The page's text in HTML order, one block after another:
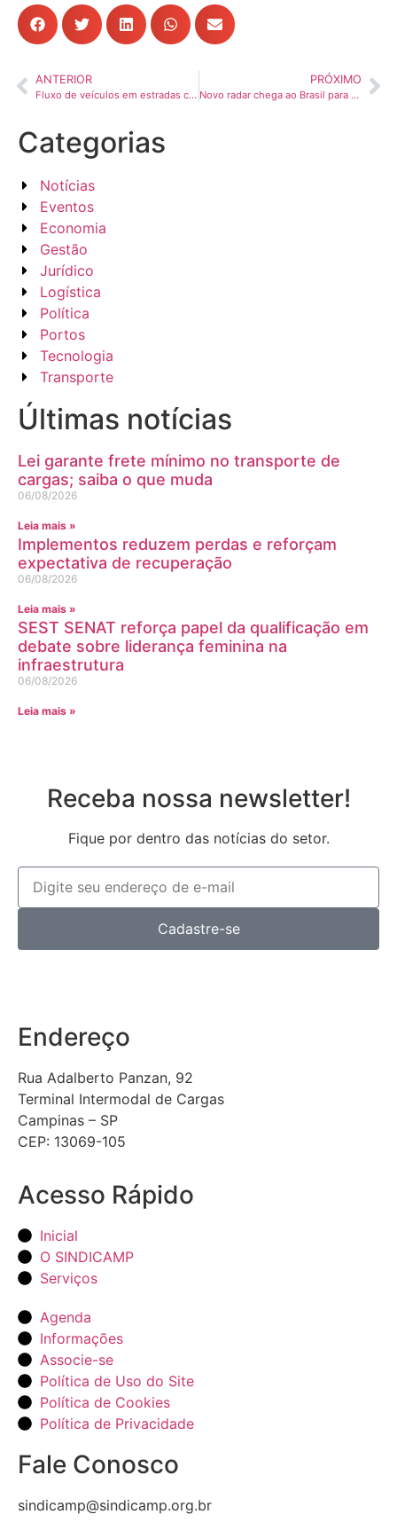
ANTERIOR
Fluxo de veículos em estradas com pedágio sobe 2,2% em novembro ante novembro de 2024
PRÓXIMO
Novo radar chega ao Brasil para acabar com as freadas em cima da hora
Categorias
Notícias
Eventos
Economia
Gestão
Jurídico
Logística
Política
Portos
Tecnologia
Transporte
Últimas notícias
Lei garante frete mínimo no transporte de
cargas; saiba o que muda
06/08/2026
Leia mais »
Implementos reduzem perdas e reforçam
expectativa de recuperação
06/08/2026
Leia mais »
SEST SENAT reforça papel da qualificação em
debate sobre liderança feminina na
infraestrutura
06/08/2026
Leia mais »
Receba nossa newsletter!
Fique por dentro das notícias do setor.
Cadastre-se
Endereço
Rua Adalberto Panzan, 92
Terminal Intermodal de Cargas
Campinas – SP
CEP: 13069-105
Acesso Rápido
Inicial
O SINDICAMP
Serviços
Agenda
Informações
Associe-se
Política de Uso do Site
Política de Cookies
Política de Privacidade
Fale Conosco
sindicamp@sindicamp.org.br